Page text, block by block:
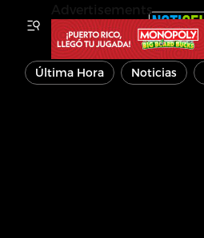
Última Hora Noticias
Advertisements